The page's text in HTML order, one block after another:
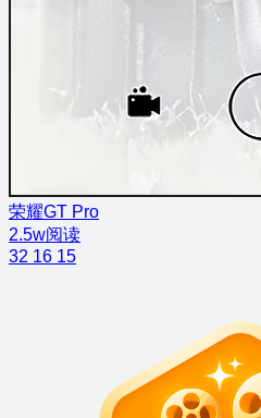
荣耀GT Pro
2.5w阅读
32 16 15